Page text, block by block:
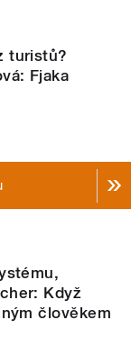
turistů?
Fjaka
Když
člověkem